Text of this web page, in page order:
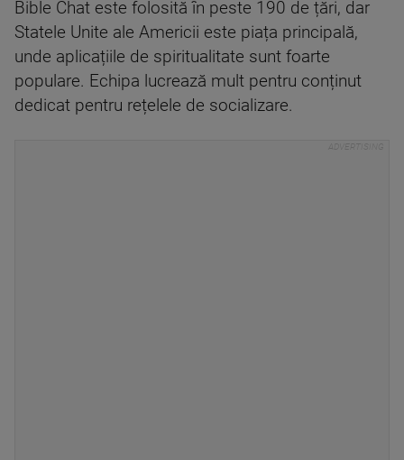
Bible Chat este folosită în peste 190 de țări, dar
Statele Unite ale Americii este piața principală,
unde aplicațiile de spiritualitate sunt foarte
populare. Echipa lucrează mult pentru conținut
dedicat pentru rețelele de socializare.